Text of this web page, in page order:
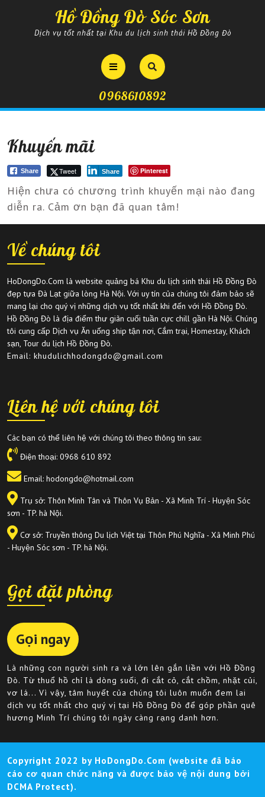
Hồ Đồng Đò Sóc Sơn
Dịch vụ tốt nhất tại Khu du lịch sinh thái Hồ Đồng Đò
Open
Button
0968610892
Khuyến mãi
Share Tweet Share Pinterest
Hiện chưa có chương trình khuyến mại nào đang
diễn ra. Cảm ơn bạn đã quan tâm!
Về chúng tôi
HoDongDo.Com là website quảng bá Khu du lịch sinh thái Hồ Đồng Đò
đẹp tựa Đà Lạt giữa lòng Hà Nội. Với uy tín của chúng tôi đảm bảo sẽ
mang lại cho quý vị những dịch vụ tốt nhất khi đến với Hồ Đồng Đò.
Hồ Đồng Đò là địa điểm thư giãn cuối tuần cực chill gần Hà Nội. Chúng
tôi cung cấp Dịch vụ Ăn uống ship tận nơi, Cắm trại, Homestay, Khách
sạn, Tour du lịch Hồ Đồng Đò.
Email: khudulichhodongdo@gmail.com
Liên hệ với chúng tôi
Các bạn có thể liên hệ với chúng tôi theo thông tin sau:
Điện thoại: 0968 610 892
Email: hodongdo@hotmail.com
Trụ sở: Thôn Minh Tân và Thôn Vụ Bản - Xã Minh Trí - Huyện Sóc
sơn - TP. hà Nội.
Cơ sở: Truyền thông Du lịch Việt tại Thôn Phú Nghĩa - Xã Minh Phú
- Huyện Sóc sơn - TP. hà Nội.
Gọi đặt phòng
Gọi ngay
Là những con người sinh ra và lớn lên gắn liền với Hồ Đồng
Đò. Từ thuổ hồ chỉ là dòng suối, đi cắt cỏ, cắt chồm, nhặt củi,
vơ lá... Vì vậy, tâm huyết của chúng tôi luôn muốn đem lai
dịch vụ tốt nhất cho quý vị tại Hồ Đồng Đò để góp phần quê
hương Minh Trí chúng tôi ngày càng rạng danh hơn.
Copyright 2022 by HoDongDo.Com (website đã báo
cáo cơ quan chức năng và được bảo vệ nội dung bởi
DCMA Protect).